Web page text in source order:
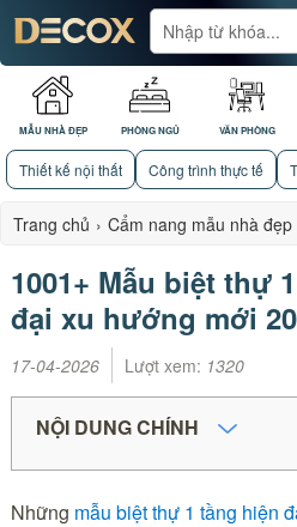
MẪU NHÀ ĐẸP PHÒNG NGỦ VĂN PHÒNG
Thiết kế nội thất Công trình thực tế
Trang chủ › Cẩm nang mẫu nhà đẹp
1001+ Mẫu biệt thự
đại xu hướng mới
17-04-2026 Lượt xem: 1320
NỘI DUNG CHÍNH
Những mẫu biệt thự 1 tầng hiện